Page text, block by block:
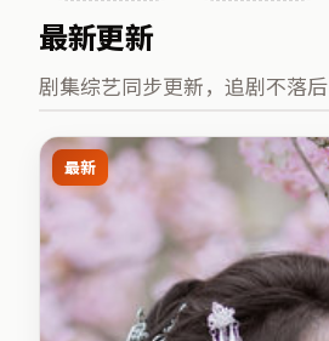
最新更新
剧集综艺同步更新，追剧不落后
最新